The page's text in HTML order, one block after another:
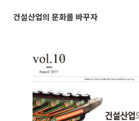
건설산업의 문화를 바꾸자